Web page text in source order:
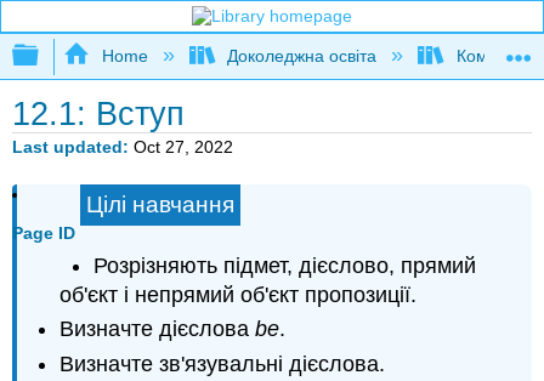
Expand/collapse global hierarchy
Home Доколеджна освіта
12.1: Вступ
Last updated Oct 27, 2022
Page ID
Цілі навчання
Розрізняють підмет, дієслово, прямий
об'єкт і непрямий об'єкт пропозиції.
Визначте дієсловаbe.
Визначте зв'язувальні дієслова.